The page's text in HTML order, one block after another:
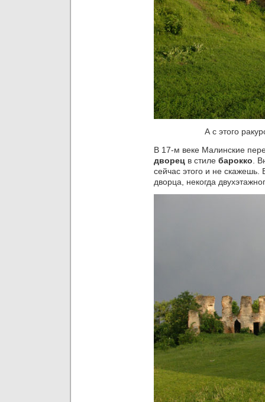
А с этого
В 17-м веке Малинские
дворец в стиле барокко .
сейчас этого и не
дворца, некогда